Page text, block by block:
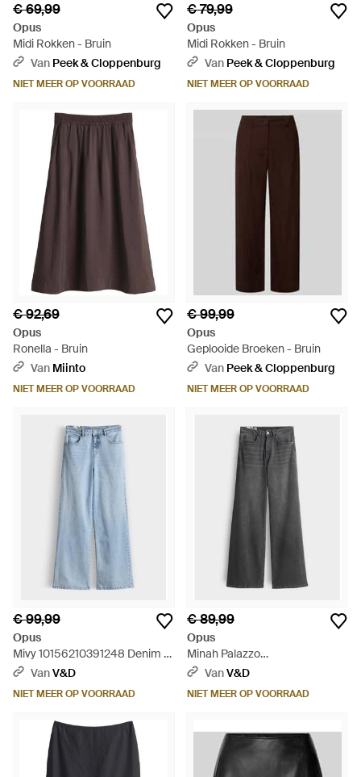
€ 69,99
Opus
Midi Rokken - Bruin
Van Peek & Cloppenburg
NIET MEER OP VOORRAAD
€ 79,99
Opus
Midi Rokken - Bruin
Van Peek & Cloppenburg
NIET MEER OP VOORRAAD
€ 92,69
Opus
Ronella - Bruin
Van Miinto
NIET MEER OP VOORRAAD
€ 99,99
Opus
Geplooide Broeken - Bruin
Van Peek & Cloppenburg
NIET MEER OP VOORRAAD
€ 99,99
Opus
Mivy 10156210391248 Denim -
Blauw
VanV&D
NIET MEER OP VOORRAAD
€ 89,99
Opus
Minah Palazzo
10446512564369 Denim -
VanV&D
NIET MEER OP VOORRAAD